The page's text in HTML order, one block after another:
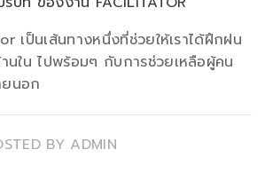
เป็นเส้นทางหนึ่งที่ช่วยให้เราได้ฝึกฝน
านใน ไปพร้อมๆ กับการช่วยเหลือผู้คน
นอก
BY ADMIN